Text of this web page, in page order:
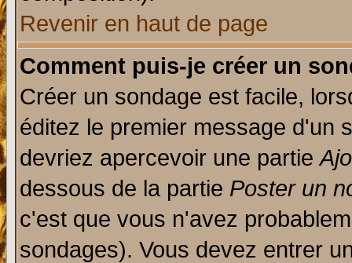
Revenir en haut de page
Comment puis-je créer un
Créer un sondage est facile,
éditez le premier message d'un
devriez apercevoir une partie
dessous de la partie Poster un
c'est que vous n'avez
sondages). Vous devez entrer